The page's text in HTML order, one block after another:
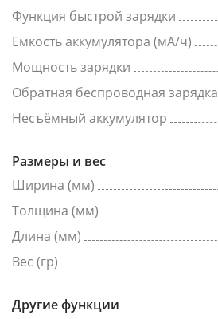
Функция быстрой зарядки
Емкость аккумулятора (мА/ч)
Мощность зарядки
Обратная беспроводная зарядка
Несъёмный аккумулятор
Размеры и вес
Ширина (мм)
Толщина (мм)
Длина (мм)
Вес (гр)
Другие функции